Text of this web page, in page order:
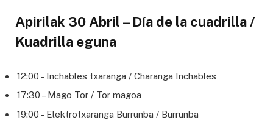
Apirilak 30 Abril – Día de la cuadrilla /
Kuadrilla eguna
12:00 – Inchables txaranga / Charanga Inchables
17:30 – Mago Tor / Tor magoa
19:00 – Elektrotxaranga Burrunba / Burrunba